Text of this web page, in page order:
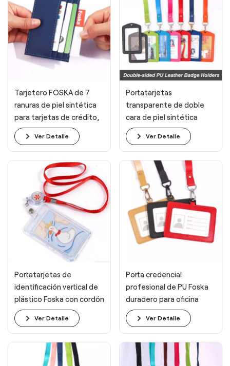
Tarjetero FOSKA de 7
ranuras de piel sintética
para tarjetas de crédito,
varios colores.
Ver Detalle
Portatarjetas
transparente de doble
cara de piel sintética
FOSKA
Ver Detalle
Portatarjetas de
identificación vertical de
plástico Foska con cordón
plano y carrete retráctil
para oficina.
Ver Detalle
Porta credencial
profesional de PU Foska
duradero para oficina
Ver Detalle